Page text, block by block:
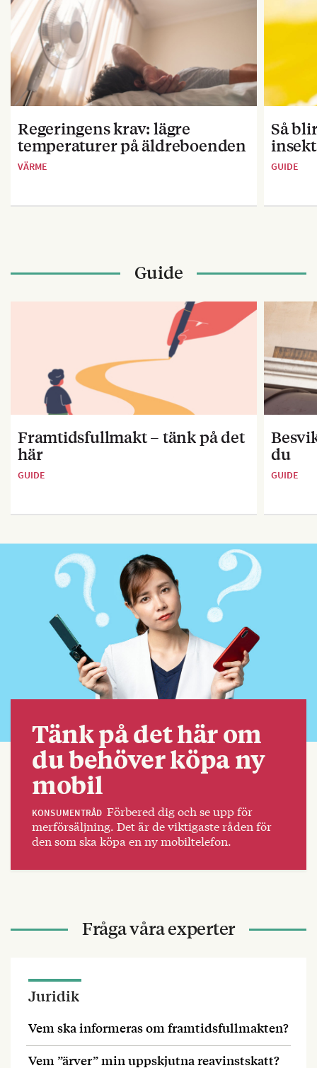
Regeringens krav: lägre
temperaturer på äldreboenden
VÄRME
Så
GUIDE
Guide
Framtidsfullmakt – tänk på det
här
GUIDE
du
GUIDE
Tänk på det här om
du behöver köpa ny
mobil
KONSUMENTRÅD Förbered dig och se upp för
merförsäljning. Det är de viktigaste råden för
den som ska köpa en ny mobiltelefon.
Fråga våra experter
Juridik
Vem ska informeras om framtidsfullmakten?
Vem ”ärver” min uppskjutna reavinstskatt?